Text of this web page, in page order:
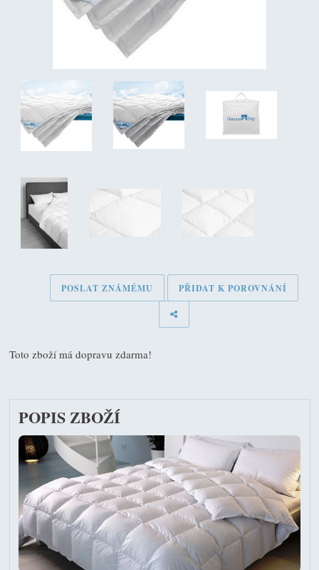
POSLAT ZNÁMÉMU PŘIDAT K POROVNÁNÍ
Toto zboží má dopravu zdarma!
POPIS ZBOŽÍ